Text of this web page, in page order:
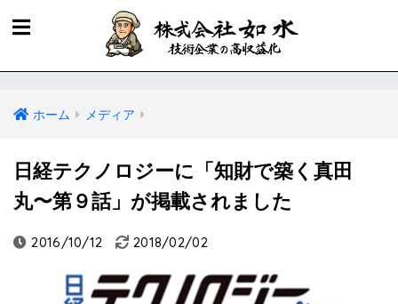
ホーム メディア
日経テクノロジーに「知財で築く真田
丸〜第９話」が掲載されました
2016/10/12 2018/02/02